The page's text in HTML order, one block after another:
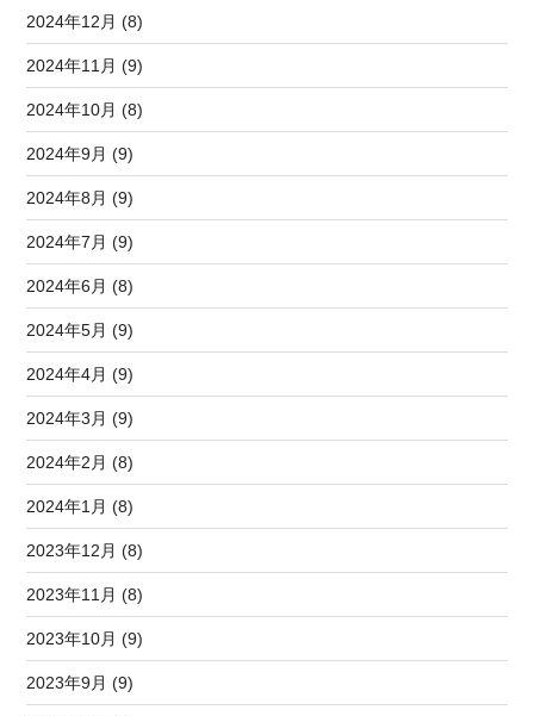
2024年12月 (8)
2024年11月 (9)
2024年10月 (8)
2024年9月 (9)
2024年8月 (9)
2024年7月 (9)
2024年6月 (8)
2024年5月 (9)
2024年4月 (9)
2024年3月 (9)
2024年2月 (8)
2024年1月 (8)
2023年12月 (8)
2023年11月 (8)
2023年10月 (9)
2023年9月 (9)